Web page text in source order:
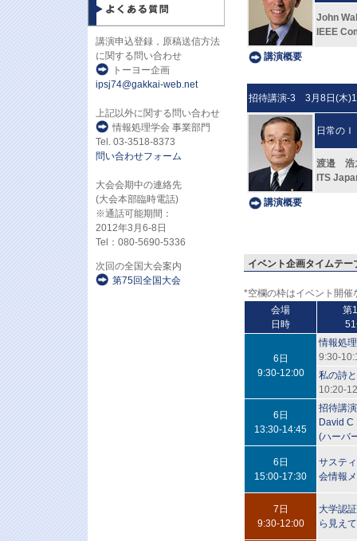
John
IEEE
講演概要
招待講演-3 3月8日(木
日常の
渡邉 浩
ITS
講演概要
イベント企画タイムテー
*空欄の枠はイベント開催
会場
日時
第
6日
9:30-12:00
情報処
9:30-
私の詩
10:20-
6日
13:30-14:45
招待講
David C
(ハーバ
6日
15:00-17:30
サステ
会情報
7日
9:30-12:00
大学認
ら見え
講演申込登録，原稿送信方法
に関する問い合わせ
トーヨー企画
ipsj74@gakkai-web.net
上記以外に関する問い合わせ
情報処理学会 事業部門
Tel. 03-3518-8373
問い合わせフォーム
大会会期中の連絡先
(大会本部臨時電話)
※通話可能期間：
2012年3月6-8日
Tel：080-5690-5336
次回の全国大会案内
第75回全国大会